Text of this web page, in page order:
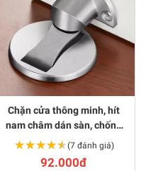
Chặn cửa thông minh, hít
nam châm dán sàn, chống
va đập T146
★★★★★
★★★★★(7 đánh giá)
92.000đ